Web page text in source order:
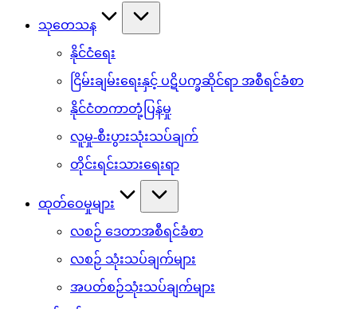
သုတေသန
နိုင်ငံရေး
ငြိမ်းချမ်းရေးနှင့် ပဋိပက္ခဆိုင်ရာ အစီရင်ခံစာ
နိုင်ငံတကာတုံ့ပြန်မှု
လူမှု-စီးပွားသုံးသပ်ချက်
တိုင်းရင်းသားရေးရာ
ထုတ်ဝေမှုများ
လစဉ် ဒေတာအစီရင်ခံစာ
လစဉ် သုံးသပ်ချက်များ
အပတ်စဉ်သုံးသပ်ချက်များ